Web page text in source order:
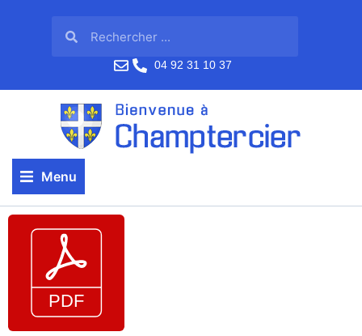
04 92 31 10 37
Menu